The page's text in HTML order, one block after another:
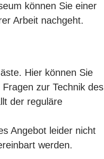
können Sie einer
Arbeit nachgeht.
Hier können Sie
zur Technik des
der reguläre
Angebot leider nicht
werden.